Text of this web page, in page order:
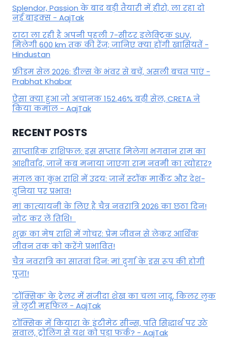
Splendor, Passion के बाद बड़ी तैयारी में हीरो, ला रहा दो
नई बाइक्स - AajTak
टाटा ला रही है अपनी पहली 7-सीटर इलेक्ट्रिक SUV,
मिलेगी 600 km तक की रेंज; जानिए क्या होंगी खासियतें -
Hindustan
फ्रीडम सेल 2026: डील्स के भंवर से बचें, असली बचत पाएं -
Prabhat Khabar
ऐसा क्या हुआ जो अचानक 152.46% बढ़ी सेल, CRETA ने
किया कमाल - AajTak
RECENT POSTS
साप्ताहिक राशिफल: इस सप्ताह मिलेगा भगवान राम का
आशीर्वाद, जानें कब मनाया जाएगा राम नवमी का त्योहार?
मंगल का कुंभ राशि में उदय: जानें स्‍टॉक मार्केट और देश-
दुनिया पर प्रभाव!
मां कात्‍यायनी के लिए है चैत्र नवरात्रि 2026 का छठा दिन!
नोट कर लें तिथि!
शुक्र का मेष राशि में गोचर: प्रेम जीवन से लेकर आर्थिक
जीवन तक को करेंगे प्रभावित!
चैत्र नवरात्रि का सातवां दिन: मां दुर्गा के इस रूप की होगी
पूजा!
'टॉक्सिक' के ट्रेलर में संजीदा शेख का चला जादू, किलर लुक
ने लूटी महफिल - AajTak
टॉक्सिक में कियारा के इंटीमेट सीन्स, पति सिद्धार्थ पर उठे
सवाल, ट्रोलिंग से यश को पड़ा फर्क? - AajTak